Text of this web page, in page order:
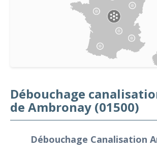
Débouchage
de Ambronay (01500)
Débouchage Canalisation